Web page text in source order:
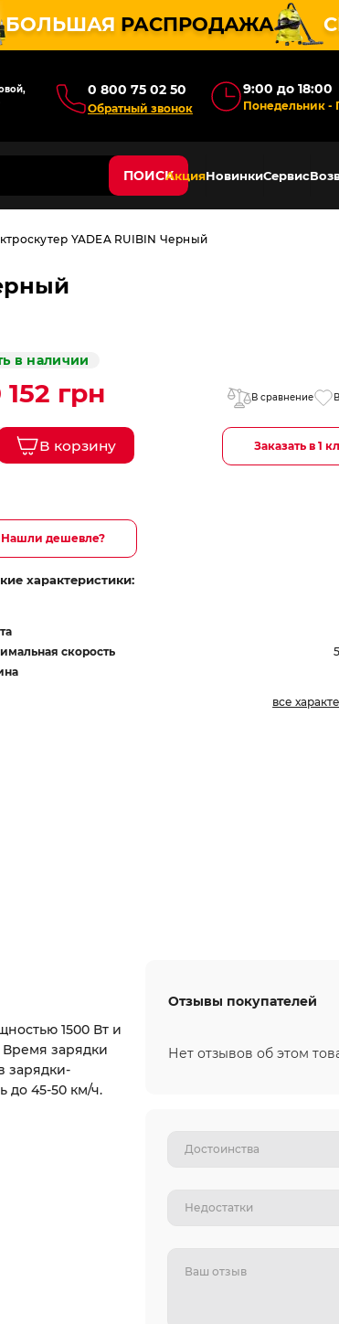
БОЛЬШАЯ РАСПРОДАЖА
0 800 75 02 50
Обратный звонок
9:00 до 18:00
Понедельник -
ПОИСКАкцияНовинкиСервис
YADEA RUIBIN Черный
в наличии
152 грн В сравнение
В корзину Заказать в 1
Нашли дешевле?
характеристики:
скорость
все
1500 Вт и
зарядки
зарядки-
до 45-50 км/ч.
Отзывы покупателей
Нет отзывов об этом